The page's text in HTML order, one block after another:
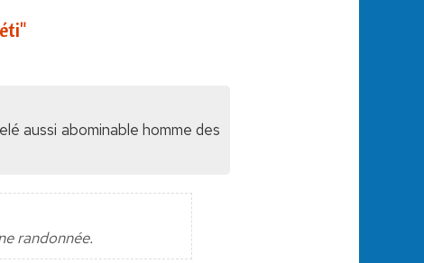
aussi abominable homme des
randonnée.